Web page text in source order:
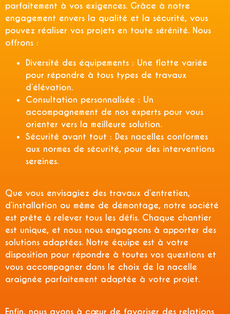
parfaitement à vos exigences. Grâce à notre
engagement envers la qualité et la sécurité, vous
pouvez réaliser vos projets en toute sérénité. Nous
offrons :
Diversité des équipements : Une flotte variée
pour répondre à tous types de travaux
d’élévation.
Consultation personnalisée : Un
accompagnement de nos experts pour vous
orienter vers la meilleure solution.
Sécurité avant tout : Des nacelles conformes
aux normes de sécurité, pour des interventions
sereines.
Que vous envisagiez des travaux d’entretien,
d’installation ou même de démontage, notre société
est prête à relever tous les défis. Chaque chantier
est unique, et nous nous engageons à apporter des
solutions adaptées. Notre équipe est à votre
disposition pour répondre à toutes vos questions et
vous accompagner dans le choix de la nacelle
araignée parfaitement adaptée à votre projet.
Enfin, nous avons à cœur de favoriser des relations